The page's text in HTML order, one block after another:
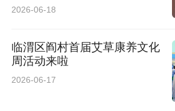
2026-06-18
临渭区阎村首届艾草康养文化
周活动来啦
2026-06-17